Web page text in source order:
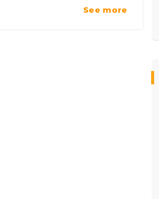
trợ cấp tối đa lên đến hết
See more